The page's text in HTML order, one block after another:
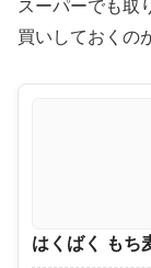
スーパーでも取
買いしておくの
はくばく もち